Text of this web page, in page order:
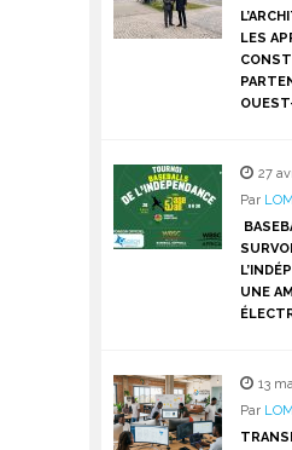
LES
27
Par
UNE
13
Par